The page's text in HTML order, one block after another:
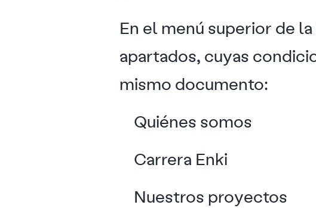
En el menú superior de
apartados, cuyas
mismo documento:
Quiénes somos
Carrera Enki
Nuestros proyectos